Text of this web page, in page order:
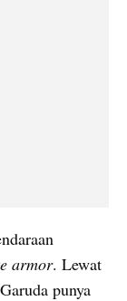
armor. Lewat
punya